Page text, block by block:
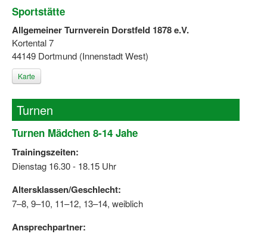
Sportstätte
Allgemeiner Turnverein Dorstfeld 1878 e.V.
Kortental 7
44149 Dortmund (Innenstadt West)
Karte
Turnen
Turnen Mädchen 8-14 Jahe
Trainingszeiten:
Dienstag 16.30 - 18.15 Uhr
Altersklassen/Geschlecht:
7–8, 9–10, 11–12, 13–14, weiblich
Ansprechpartner: